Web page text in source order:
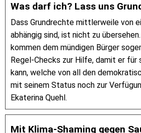
Was darf ich? Lass uns
Dass Grundrechte mittlerweile von
abhängig sind, ist nicht zu
kommen dem mündigen Bürger
Regel-Checks zur Hilfe, damit er für
kann, welche von all den
mit seinem Status noch zur
Ekaterina Quehl.
Mit Klima-Shaming gegen